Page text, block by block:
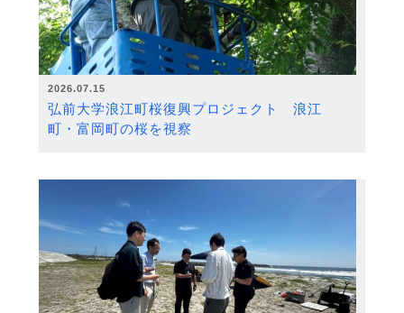
2026.07.15
弘前大学浪江町桜復興プロジェクト 浪江
町・富岡町の桜を視察